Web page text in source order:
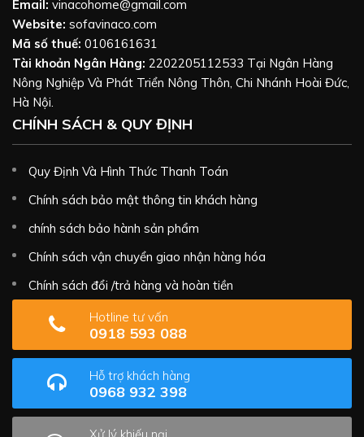
Email: vinacohome@gmail.com
Website: sofavinaco.com
Mã số thuế: 0106161631
Tài khoản Ngân Hàng: 2202205112533 Tại Ngân Hàng
Nông Nghiệp Và Phát Triển Nông Thôn, Chi Nhánh Hoài Đức,
Hà Nội.
CHÍNH SÁCH & QUY ĐỊNH
Quy Định Và Hình Thức Thanh Toán
Chính sách bảo mật thông tin khách hàng
chính sách bảo hành sản phẩm
Chính sách vận chuyển giao nhận hàng hóa
Chính sách đổi /trả hàng và hoàn tiền
Hotline tư vấn
0918 593 088
Hỗ trợ khách hàng
0968 932 398